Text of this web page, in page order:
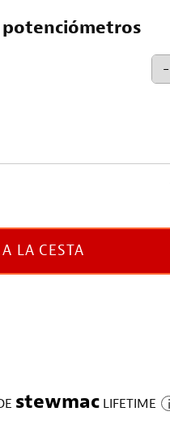
potenciómetros
-
LA CESTA
stewmac LIFETIME